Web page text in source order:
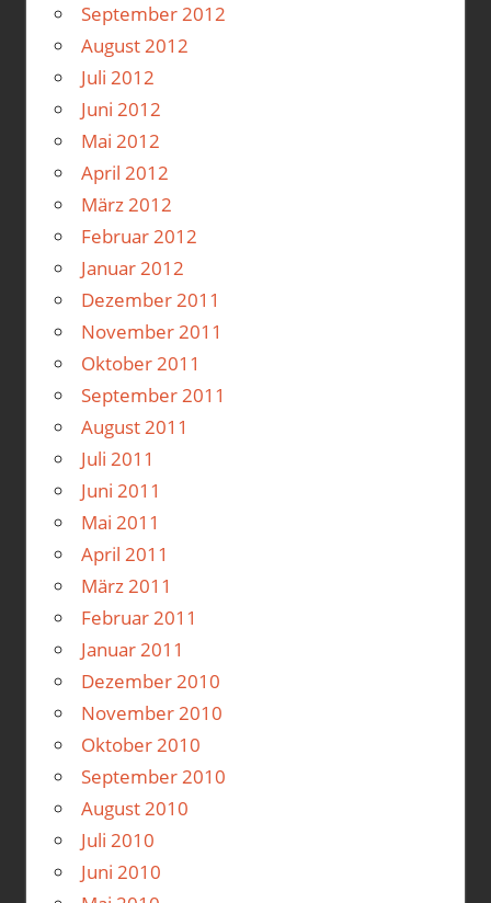
September 2012
August 2012
Juli 2012
Juni 2012
Mai 2012
April 2012
März 2012
Februar 2012
Januar 2012
Dezember 2011
November 2011
Oktober 2011
September 2011
August 2011
Juli 2011
Juni 2011
Mai 2011
April 2011
März 2011
Februar 2011
Januar 2011
Dezember 2010
November 2010
Oktober 2010
September 2010
August 2010
Juli 2010
Juni 2010